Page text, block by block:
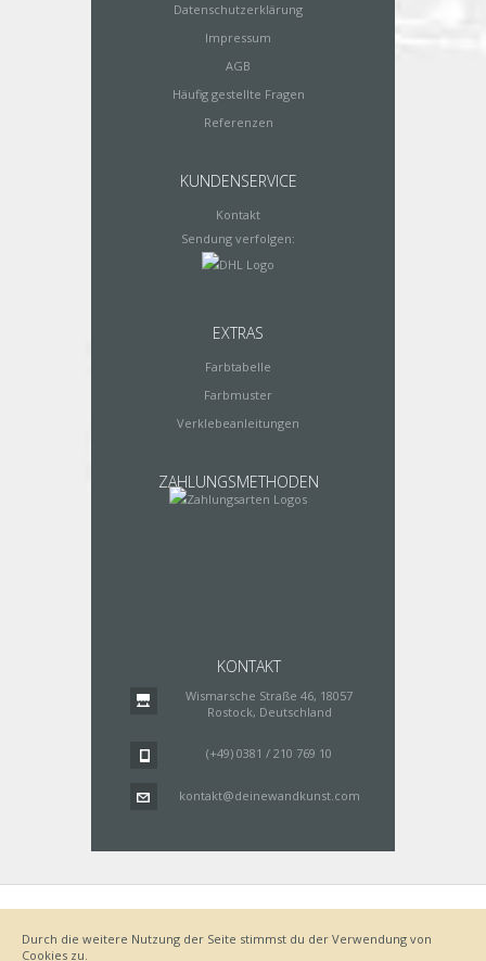
Datenschutzerklärung
Impressum
AGB
Häufig gestellte Fragen
Referenzen
KUNDENSERVICE
Kontakt
Sendung verfolgen:
EXTRAS
Farbtabelle
Farbmuster
Verklebeanleitungen
ZAHLUNGSMETHODEN
KONTAKT
Wismarsche Straße 46, 18057
Rostock, Deutschland
(+49) 0381 / 210 769 10
kontakt@deinewandkunst.com
Datenschutz
Lieferung
Bestellvorgang
AGB
Durch die weitere Nutzung der Seite stimmst du der Verwendung von
Cookies zu.